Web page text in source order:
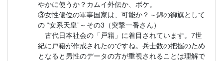
やかに使うか？カムイ外伝か、ボケ。
③女性優位の軍事国家は、可能か？～錦の御旗として
の “女系天皇”～その3（突撃一番さん）
古代日本社会の「戸籍」に着目されています。7世
紀に戸籍が作成されたのですね。兵士数の把握のため
となると男性のデータの方が重視されることは理解で